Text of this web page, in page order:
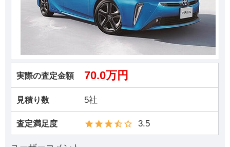
実際の査定金額 70.0万円
見積り数 5社
査定満足度 3.5